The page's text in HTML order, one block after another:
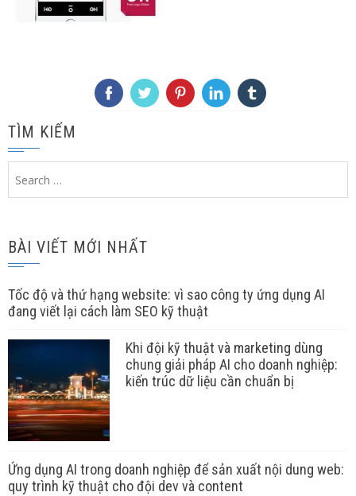
TÌM KIẾM
BÀI VIẾT MỚI NHẤT
Tốc độ và thứ hạng website: vì sao công ty ứng dụng AI
đang viết lại cách làm SEO kỹ thuật
Khi đội kỹ thuật và marketing dùng
chung giải pháp AI cho doanh nghiệp:
kiến trúc dữ liệu cần chuẩn bị
Ứng dụng AI trong doanh nghiệp để sản xuất nội dung web:
quy trình kỹ thuật cho đội dev và content